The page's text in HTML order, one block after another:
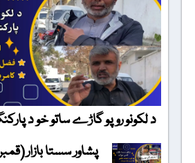
د لکونو روپو گاڑے ساتو خو د
پشاور سستا بازار